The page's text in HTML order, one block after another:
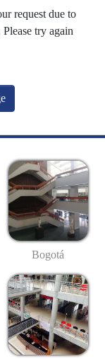
request due to
try again
Bogotá